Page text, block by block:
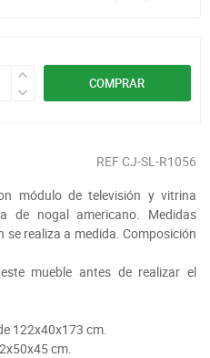
COMPRAR
REF CJ-SL-R1056
módulo de televisión y vitrina
de nogal americano. Medidas
realiza a medida. Composición
mueble antes de realizar el
122x40x173 cm.
cm.